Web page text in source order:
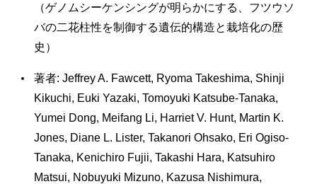
（ゲノムシーケンシングが明らかにする、フツウソ
バの二花柱性を制御する遺伝的構造と栽培化の歴
史）
著者: Jeffrey A. Fawcett, Ryoma Takeshima, Shinji
Kikuchi, Euki Yazaki, Tomoyuki Katsube-Tanaka,
Yumei Dong, Meifang Li, Harriet V. Hunt, Martin K.
Jones, Diane L. Lister, Takanori Ohsako, Eri Ogiso-
Tanaka, Kenichiro Fujii, Takashi Hara, Katsuhiro
Matsui, Nobuyuki Mizuno, Kazusa Nishimura,